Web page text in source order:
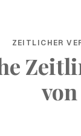
ZEITLICHER
von